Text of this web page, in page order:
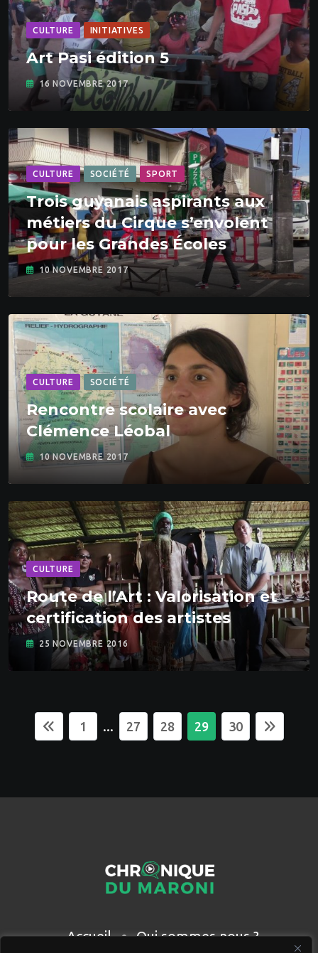
CULTURE INITIATIVES
Art Pasi édition 5
16 NOVEMBRE 2017
CULTURE SOCIÉTÉ SPORT
Trois guyanais aspirants aux
métiers du Cirque s’envolent
pour les Grandes Écoles
10 NOVEMBRE 2017
CULTURE SOCIÉTÉ
Rencontre scolaire avec
Clémence Léobal
10 NOVEMBRE 2017
CULTURE
Route de l’Art : Valorisation et
certification des artistes
25 NOVEMBRE 2016
1 ... 27 28 29 30
Accueil
Qui sommes nous ?